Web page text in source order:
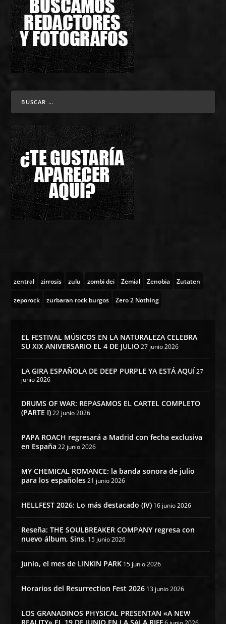
zentral zirrosis zulu zombi dei Zemial Zenobia Zutaten
zeporock zurbaran rock burgos Zero 2 Nothing
EL FESTIVAL MÚSICOS EN LA NATURALEZA CELEBRA
SU XIX ANIVERSARIO EL 4 DE JULIO 27 junio 2026
LA GIRA ESPAÑOLA DE DEEP PURPLE YA ESTÁ AQUÍ 27
junio 2026
DRUMS OF WAR: REPASAMOS EL CARTEL COMPLETO
(PARTE I) 22 junio 2026
PAPA ROACH regresará a Madrid con fecha exclusiva
en España 22 junio 2026
MY CHEMICAL ROMANCE: la banda sonora de julio
para los españoles 21 junio 2026
HELLFEST 2026: Lo más destacado (IV) 16 junio 2026
Reseña: THE SOULBREAKER COMPANY regresa con
nuevo álbum, Sins. 15 junio 2026
Junio, el mes de LINKIN PARK 15 junio 2026
Horarios del Resurrection Fest 2026 13 junio 2026
LOS GRANADINOS PHYSICAL PRESENTAN «A NEW